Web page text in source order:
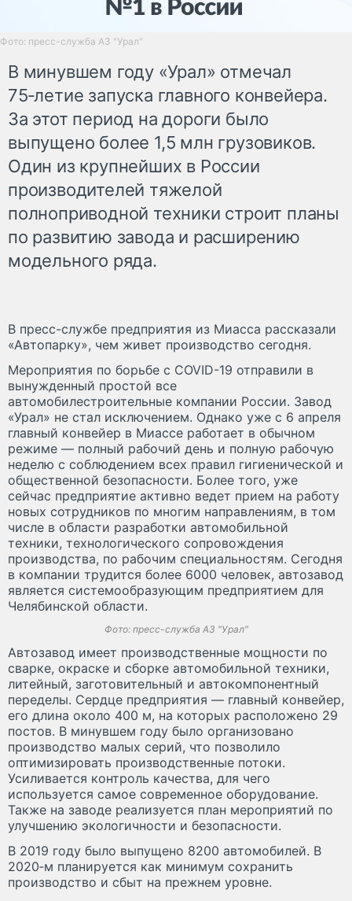
Фото: пресс-служба АЗ "Урал"
В минувшем году «Урал» отмечал
75‑летие запуска главного конвейера.
За этот период на дороги было
выпущено более 1,5 млн грузовиков.
Один из крупнейших в России
производителей тяжелой
полноприводной техники строит планы
по развитию завода и расширению
модельного ряда.
В пресс-службе предприятия из Миасса рассказали
«Автопарку», чем живет производство сегодня.
Мероприятия по борьбе с COVID-19 отправили в
вынужденный простой все
автомобилестроительные компании России. Завод
«Урал» не стал исключением. Однако уже с 6 апреля
главный конвейер в Миассе работает в обычном
режиме — полный рабочий день и полную рабочую
неделю с соблюдением всех правил гигиенической и
общественной безопасности. Более того, уже
сейчас предприятие активно ведет прием на работу
новых сотрудников по многим направлениям, в том
числе в области разработки автомобильной
техники, технологического сопровождения
производства, по рабочим специальностям. Сегодня
в компании трудится более 6000 человек, автозавод
является системообразующим предприятием для
Челябинской области.
Фото: пресс-служба АЗ "Урал"
Автозавод имеет производственные мощности по
сварке, окраске и сборке автомобильной техники,
литейный, заготовительный и автокомпонентный
переделы. Сердце предприятия — главный конвейер,
его длина около 400 м, на которых расположено 29
постов. В минувшем году было организовано
производство малых серий, что позволило
оптимизировать производственные потоки.
Усиливается контроль качества, для чего
используется самое современное оборудование.
Также на заводе реализуется план мероприятий по
улучшению экологичности и безопасности.
В 2019 году было выпущено 8200 автомобилей. В
2020‑м планируется как минимум сохранить
производство и сбыт на прежнем уровне.